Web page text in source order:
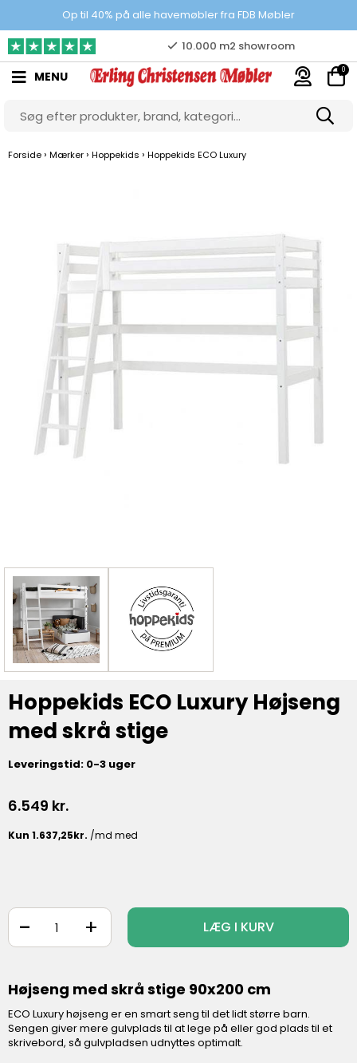
Op til 40% på alle havemøbler fra FDB Møbler
10.000 m2 showroom
Gratis & gode parkeringsforhold
MENU 0
Forside › Mærker › Hoppekids › Hoppekids ECO Luxury
Hoppekids ECO Luxury Højseng
med skrå stige
Leveringstid: 0-3 uger
6.549 kr.
+
- LÆG I KURV
Højseng med skrå stige 90x200 cm
ECO Luxury højseng er en smart seng til det lidt større barn.
Sengen giver mere gulvplads til at lege på eller god plads til et
skrivebord, så gulvpladsen udnyttes optimalt.